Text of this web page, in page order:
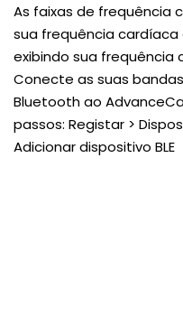
As faixas de frequência
sua frequência
exibindo sua frequência
Conecte as suas
Bluetooth ao
passos: Registar >
Adicionar dispositivo BLE